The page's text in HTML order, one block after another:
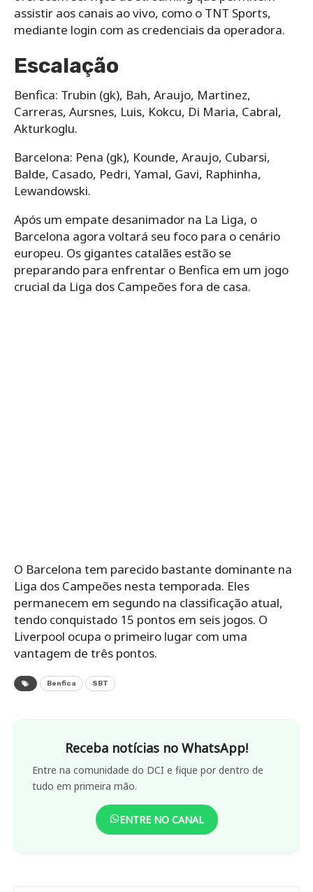
assistir aos canais ao vivo, como o TNT Sports,
mediante login com as credenciais da operadora.
Escalação
Benfica: Trubin (gk), Bah, Araujo, Martinez,
Carreras, Aursnes, Luis, Kokcu, Di Maria, Cabral,
Akturkoglu.
Barcelona: Pena (gk), Kounde, Araujo, Cubarsi,
Balde, Casado, Pedri, Yamal, Gavi, Raphinha,
Lewandowski.
Após um empate desanimador na La Liga, o
Barcelona agora voltará seu foco para o cenário
europeu. Os gigantes catalães estão se
preparando para enfrentar o Benfica em um jogo
crucial da Liga dos Campeões fora de casa.
O Barcelona tem parecido bastante dominante na
Liga dos Campeões nesta temporada. Eles
permanecem em segundo na classificação atual,
tendo conquistado 15 pontos em seis jogos. O
Liverpool ocupa o primeiro lugar com uma
vantagem de três pontos.
Benfica SBT
Receba notícias no WhatsApp!
Entre na comunidade do DCI e fique por dentro de
tudo em primeira mão.
ENTRE NO CANAL